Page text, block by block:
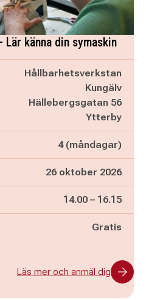
känna din symaskin
Hållbarhetsverkstan
Kungälv
Hällebergsgatan 56
Ytterby
4 (måndagar)
26 oktober 2026
Pågår mellan
14.00 – och
16.15
Gratis
Läs mer och anmäl dig